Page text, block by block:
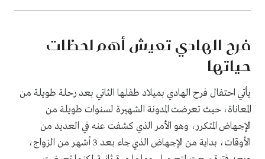
فرح الهادي تعيش أهم لحظات
حياتها
يأتي احتفال فرح الهادي بميلاد طفلها الثاني بعد رحلة طويلة من
المعاناة، حيث تعرضت المدونة الشهيرة لسنوات طويلة من
الإجهاض المتكرر، وهو الأمر الذي كشفت عنه في العديد من
الأوقات، بداية من الإجهاض الذي جاء بعد 3 أشهر من الزواج،